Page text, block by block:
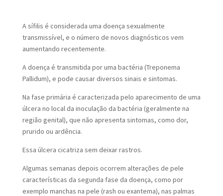
A sífilis é considerada uma doença sexualmente
transmissível, e o número de novos diagnósticos vem
aumentando recentemente.
A doença é transmitida por uma bactéria (Treponema
Pallidum), e pode causar diversos sinais e sintomas.
Na fase primária é caracterizada pelo aparecimento de uma
úlcera no local da inoculação da bactéria (geralmente na
região genital), que não apresenta sintomas, como dor,
prurido ou ardência.
Essa úlcera cicatriza sem deixar rastros.
Algumas semanas depois ocorrem alterações de pele
características da segunda fase da doença, como por
exemplo manchas na pele (rash ou exantema), nas palmas